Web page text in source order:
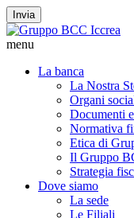
Invia
menu
La banca
La Nostra
Organi
Documenti
Normativa
Etica di
Il Gruppo
Strategia
Dove siamo
La sede
Le Filiali